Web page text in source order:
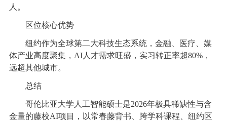
人。
区位核心优势
纽约作为全球第二大科技生态系统，金融、医疗、媒
体产业高度聚集，AI人才需求旺盛，实习转正率超80%，
远超其他城市。
总结
哥伦比亚大学人工智能硕士是2026年极具稀缺性与含
金量的藤校AI项目，以常春藤背书、跨学科课程、纽约区